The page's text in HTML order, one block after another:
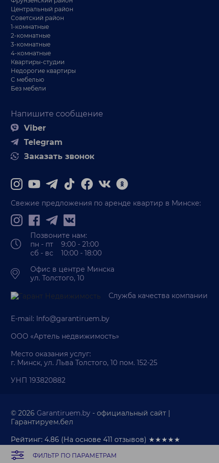
ФИЛЬТР ПО ПАРАМЕТРАМ
Напишите сообщение
Viber
Telegram
Заказать звонок
Центральный район
Советский район
1-комнатные
2-комнатные
3-комнатные
4-комнатные
Квартиры-студии
Недорогие квартиры
С мебелью
Без мебели
Свежие предложения по аренде квартир в Минске:
Позвоните нам:
пн - пт 9:00 - 21:00
сб - вс 10:00 - 18:00
Офис в центре Минска
ул. Толстого, 10
Служба качества компании
E-mail: Info@garantiruem.by
ООО «Артель недвижимость»
Место оказания услуг:
г. Минск, ул. Льва Толстого, 10 пом. 152-25
УНП 193820882
© 2026Garantiruem.by - официальный сайт |
Гарантируем.бел
Рейтинг: 4.86 (На основе411 отзывов) ★★★★★
Палата риэлтеров